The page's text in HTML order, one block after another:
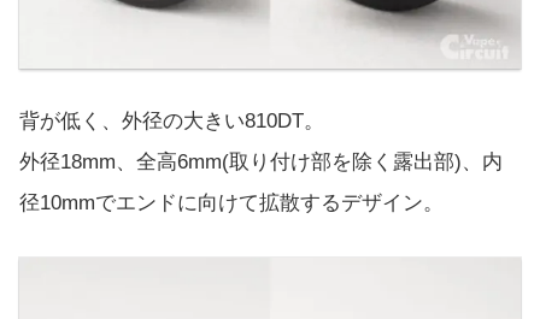
背が低く、外径の大きい810DT。
外径18mm、全高6mm(取り付け部を除く露出部)、内
径10mmでエンドに向けて拡散するデザイン。